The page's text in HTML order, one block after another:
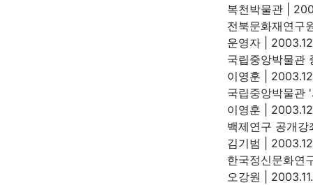
복천박물관
전북문화재연구
운영자
국립중앙박물관
이영훈
국립중앙박물관
이영훈
백제연구 공개강
김기범
한국정신문화연
오강원